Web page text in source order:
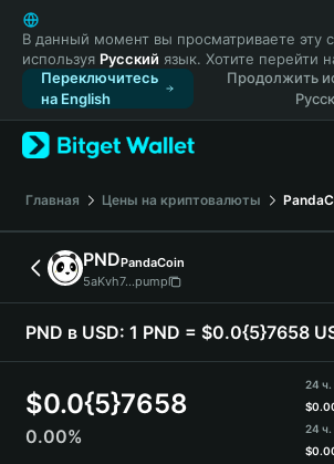
English
日本語
Tiếng Việt
Русский
Español (Latinoamérica)
Türkçe
Français
Deutsch
简体中文
繁體中文
Português (Portugal)
Bahasa Indonesia
ภาษาไทย
Español
В данный момент вы просматриваете эту
используя Русский язык. Хотите перейти
Переключитесь
на English
Продолжить
Главная Цены на криптовалюты
PNDPandaCoin
5aKvh7...pump
PND в USD: 1 PND = $0.0{5}7658
$0.0{5}7658
0.00%
24
$
24
$